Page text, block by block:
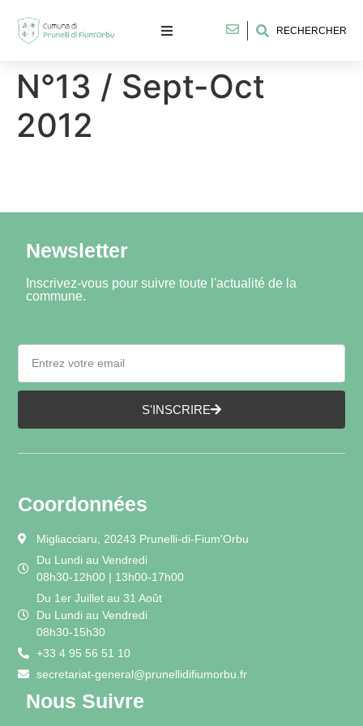
RECHERCHER
N°13 / Sept-Oct
2012
Newsletter
Inscrivez-vous pour suivre toute l'actualité de la
commune.
S'INSCRIRE
Coordonnées
Migliacciaru, 20243 Prunelli-di-Fium'Orbu
Du Lundi au Vendredi
08h30-12h00 | 13h00-17h00
Du 1er Juillet au 31 Août
Du Lundi au Vendredi
08h30-15h30
+33 4 95 56 51 10
secretariat-general@prunellidifiumorbu.fr
Nous Suivre